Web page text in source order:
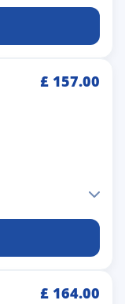
£ 157.00
£ 164.00